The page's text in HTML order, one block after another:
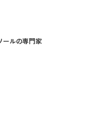
ールの専門家